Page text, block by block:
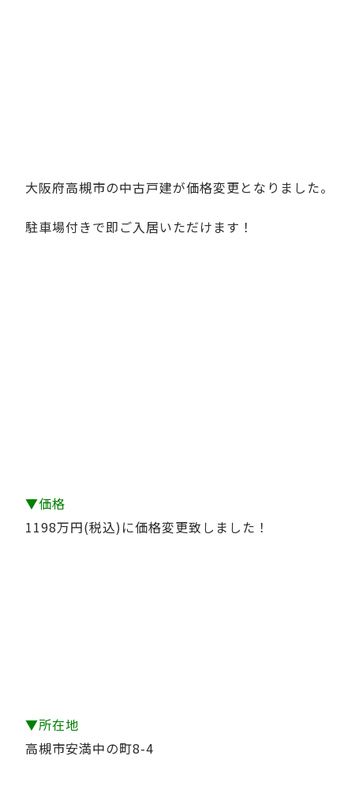
大阪府高槻市の中古戸建が価格変更となりました。
駐車場付きで即ご入居いただけます！
▼価格
1198万円(税込)に価格変更致しました！
▼所在地
高槻市安満中の町8-4